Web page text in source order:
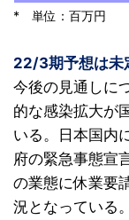
* 単位：百万円
22/3期予想は未
今後の見通しに
的な感染拡大が
いる。日本国内
府の緊急事態宣
の業態に休業要
況となっている